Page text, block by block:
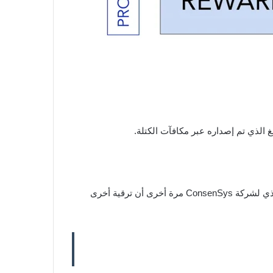
خلال محادثة غير مباشرة خلال Camp Ethereal لهذا العام ، ذكر جو لوبين ; المؤسس المشارك لشركة Ethereum والرئيس التنفيذي لشركة ConsenSys مرة أخرى أن ترقية أخرى